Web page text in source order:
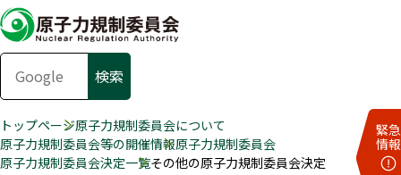
緊急
情報
トップページ原子力規制委員会について
原子力規制委員会等の開催情報原子力規制委員会
原子力規制委員会決定一覧その他の原子力規制委員会決定